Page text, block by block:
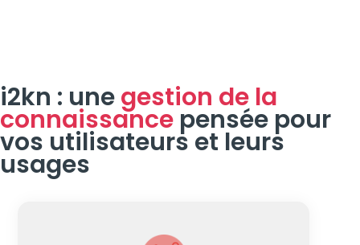
i2kn : unegestion de la
connaissance pensée pour
vos utilisateurs et leurs
usages